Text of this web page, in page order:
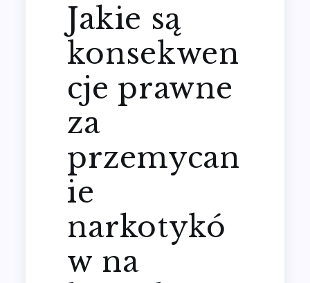
Jakie są
konsekwen
cje prawne
za
przemycan
ie
narkotykó
w na